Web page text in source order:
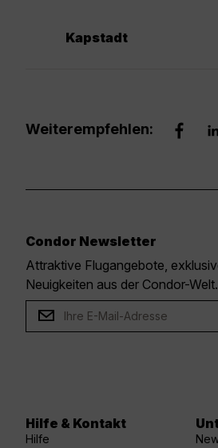
Kapstadt
Weiterempfehlen:
Condor Newsletter
Attraktive Flugangebote,
Neuigkeiten aus der Condor-Welt.
Hilfe & Kontakt
Hilfe